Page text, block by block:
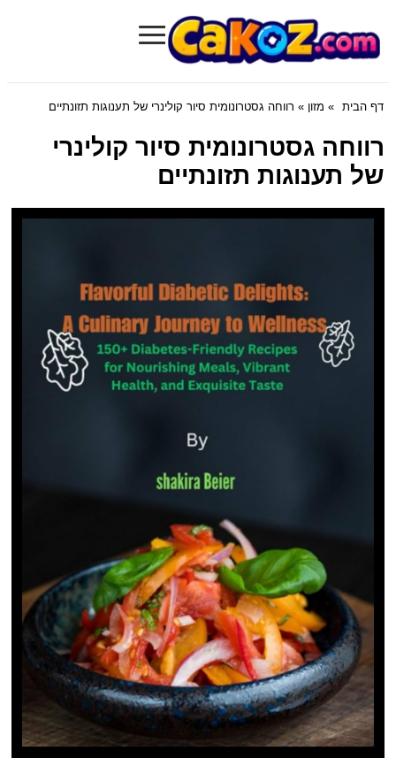
Cakoz.com
≡
דף הבית » מזון » רווחה גסטרונומית סיור קולינרי של תענוגות תזונתיים
רווחה גסטרונומית סיור קולינרי
של תענוגות תזונתיים